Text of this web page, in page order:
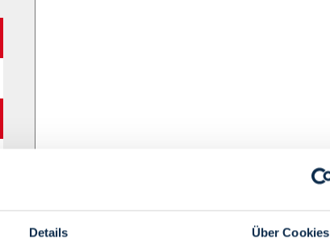
Details Über Cookies